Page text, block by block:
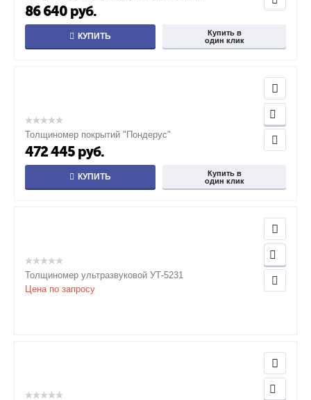
86 640 руб.
КУПИТЬ
Купить в
один клик
Толщиномер покрытий "Пондерус"
472 445 руб.
КУПИТЬ
Купить в
один клик
Толщиномер ультразвуковой УТ-5231
Цена по запросу